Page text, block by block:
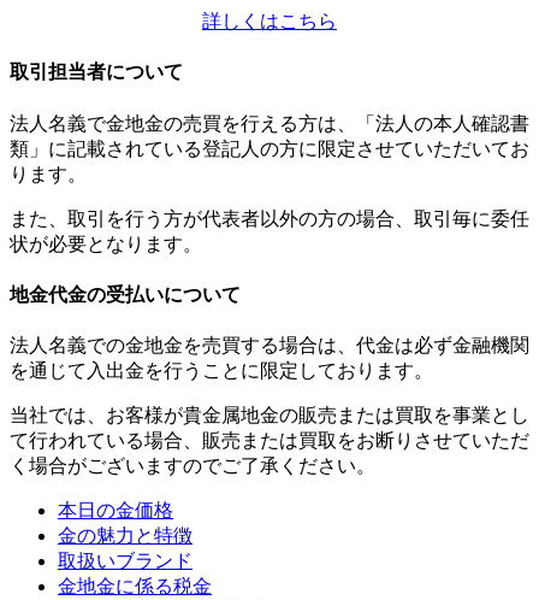
詳しくはこちら
取引担当者について
法人名義で金地金の売買を行える方は、「法人の本人確認書
類」に記載されている登記人の方に限定させていただいてお
ります。
また、取引を行う方が代表者以外の方の場合、取引毎に委任
状が必要となります。
地金代金の受払いについて
法人名義での金地金を売買する場合は、代金は必ず金融機関
を通じて入出金を行うことに限定しております。
当社では、お客様が貴金属地金の販売または買取を事業とし
て行われている場合、販売または買取をお断りさせていただ
く場合がございますのでご了承ください。
本日の金価格
金の魅力と特徴
取扱いブランド
金地金に係る税金